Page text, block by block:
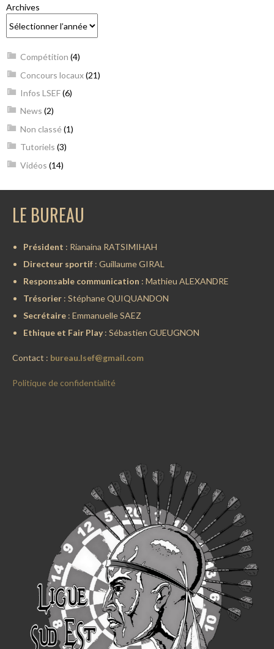
Archives
Compétition (4)
Concours locaux(21)
Infos LSEF(6)
News (2)
Non classé (1)
Tutoriels (3)
Vidéos (14)
LE BUREAU
Président : Rianaina RATSIMIHAH
Directeur sportif: Guillaume GIRAL
Responsable communication : Mathieu ALEXANDRE
Trésorier : Stéphane QUIQUANDON
Secrétaire: Emmanuelle SAEZ
Ethique et Fair Play: Sébastien GUEUGNON
Contact : bureau.lsef@gmail.com
Politique de confidentialité